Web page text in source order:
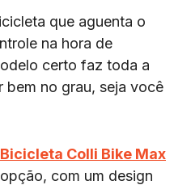
que aguenta o
na hora de
certo faz toda a
bem no grau, seja você
Bicicleta Colli Bike Max
com um design